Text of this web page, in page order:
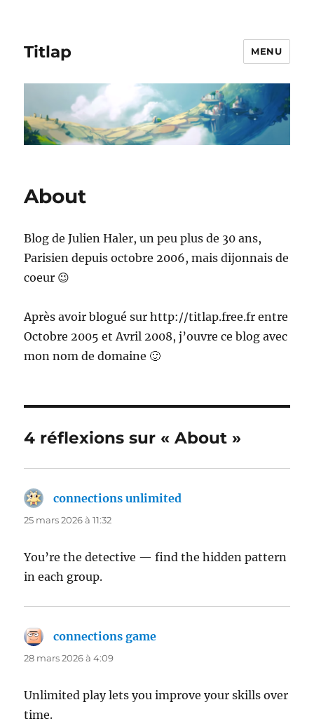
Titlap MENU
About
Blog de Julien Haler, un peu plus de 30 ans,
Parisien depuis octobre 2006, mais dijonnais de
coeur 😉
Après avoir blogué sur http://titlap.free.fr entre
Octobre 2005 et Avril 2008, j’ouvre ce blog avec
mon nom de domaine 🙂
4 réflexions sur « About »
connections unlimited
25 mars 2026 à 11:32
You’re the detective — find the hidden pattern
in each group.
connections game
28 mars 2026 à 4:09
Unlimited play lets you improve your skills over
time.